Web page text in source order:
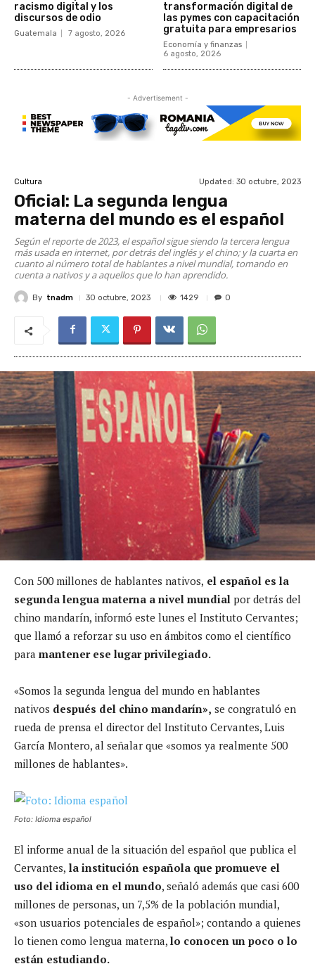
racismo digital y los
discursos de odio
Guatemala 7 agosto, 2026
transformación digital de
las pymes con capacitación
gratuita para empresarios
Economía y finanzas
6 agosto, 2026
- Advertisement -